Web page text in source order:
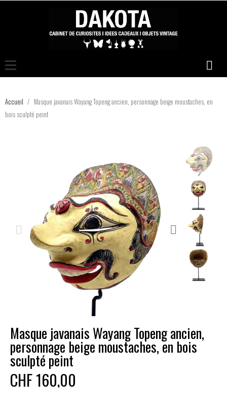
Accueil
Masque javanais Wayang Topeng ancien, personnage beige moustaches, en
bois sculpté peint
Masque javanais Wayang Topeng ancien,
personnage beige moustaches, en bois
sculpté peint
CHF 160,00